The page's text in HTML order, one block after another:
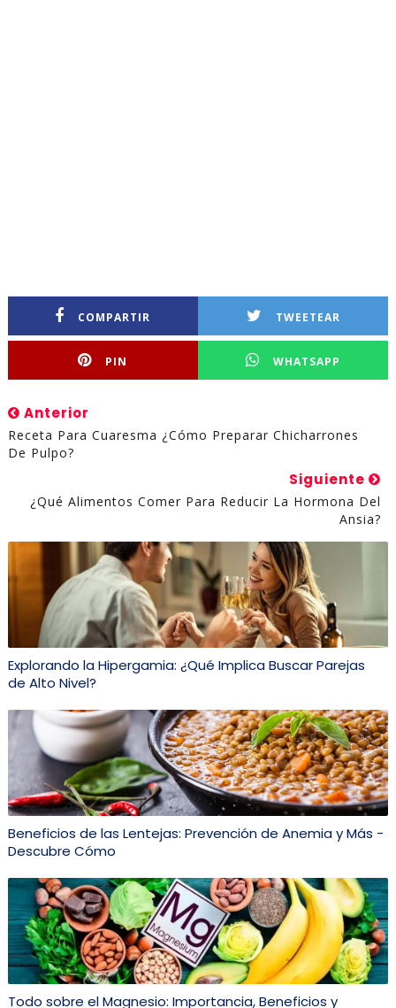
COMPARTIR TWEETEAR
PIN WHATSAPP
Anterior
Receta Para Cuaresma ¿Cómo Preparar Chicharrones
De Pulpo?
Siguiente
¿Qué Alimentos Comer Para Reducir La Hormona Del
Ansia?
Explorando la Hipergamia: ¿Qué Implica Buscar Parejas
de Alto Nivel?
Beneficios de las Lentejas: Prevención de Anemia y Más -
Descubre Cómo
Todo sobre el Magnesio: Importancia, Beneficios y